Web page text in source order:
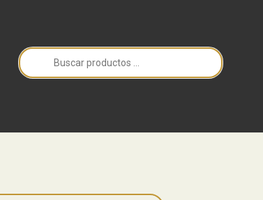
Búsqueda
de
productos